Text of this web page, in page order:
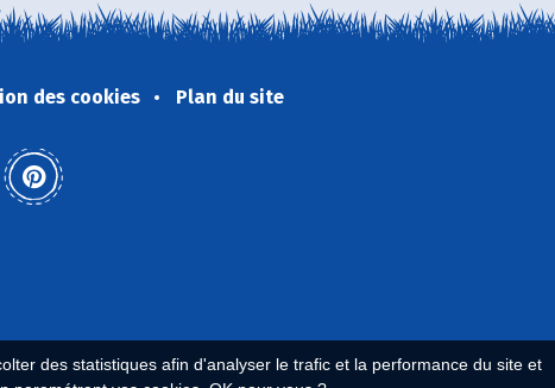
des statistiques afin d'analyser le trafic et la performance du site et
des cookies Plan du site